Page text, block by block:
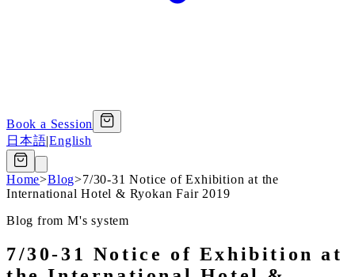
Book a Session
日本語|English
Home>Blog>7/30-31 Notice of Exhibition at the
International Hotel & Ryokan Fair 2019
Blog from M's system
7/30-31 Notice of Exhibition at